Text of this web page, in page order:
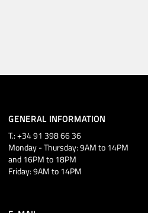
GENERAL INFORMATION
T.: +34 91 398 66 36
Monday - Thursday: 9AM to 14PM
and 16PM to 18PM
Friday: 9AM to 14PM